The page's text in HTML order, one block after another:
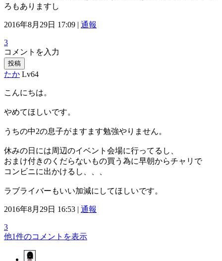
ろもありますし
2016年8月29日 17:09 | 通報
3
コメントを入力
投稿
たか Lv64
こんにちは。
やめてほしいです。
うちの中2の息子がますます勉強やりません。
休みの日には周辺のイベント会場に行ってるし、
おまけ付きのくだらないもの買う為に早朝からチャリで
コンビニに出かけるし、、、
ラブライバーもいい加減にしてほしいです。
2016年8月29日 16:53 | 通報
3
他1件のコメントを表示